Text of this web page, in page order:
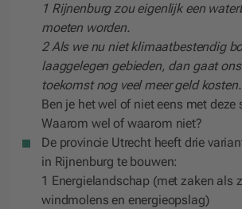
1 Rijnenburg zou eigenlijk een
moeten worden.
2 Als we nu niet klimaatbestendig
laaggelegen gebieden, dan gaat
toekomst nog veel meer geld kosten.
Ben je het wel of niet eens met deze
Waarom wel of waarom niet?
De provincie Utrecht heeft drie
in Rijnenburg te bouwen:
1 Energielandschap (met zaken als
windmolens en energieopslag)